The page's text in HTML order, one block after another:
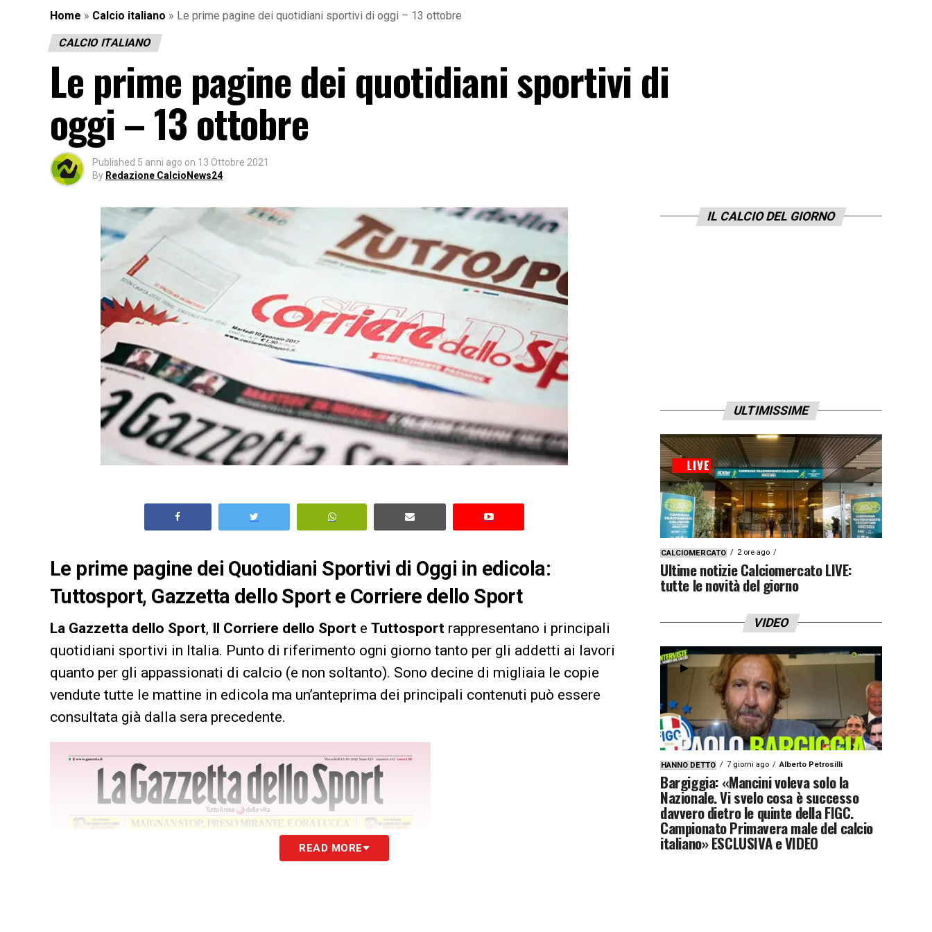
Home » Calcio italiano » Le prime pagine dei quotidiani sportivi di oggi – 13 ottobre
CALCIO ITALIANO
Le prime pagine dei quotidiani sportivi di
oggi – 13 ottobre
Published 5 anni ago on 13 Ottobre 2021
By Redazione CalcioNews24
Le prime pagine dei Quotidiani Sportivi di Oggi in edicola:
Tuttosport, Gazzetta dello Sport e Corriere dello Sport
La Gazzetta dello Sport, Il Corriere dello Sport e Tuttosport rappresentano i principali
quotidiani sportivi in Italia. Punto di riferimento ogni giorno tanto per gli addetti ai lavori
quanto per gli appassionati di calcio (e non soltanto). Sono decine di migliaia le copie
vendute tutte le mattine in edicola ma un’anteprima dei principali contenuti può essere
consultata già dalla sera precedente.
READ MORE
IL CALCIO DEL GIORNO
ULTIMISSIME
CALCIOMERCATO 2 ore ago
Ultime notizie Calciomercato LIVE:
tutte le novità del giorno
VIDEO
HANNO DETTO 7 giorni ago Alberto Petrosilli
Bargiggia: «Mancini voleva solo la
Nazionale. Vi svelo cosa è successo
davvero dietro le quinte della FIGC.
Campionato Primavera male del calcio
italiano» ESCLUSIVA e VIDEO